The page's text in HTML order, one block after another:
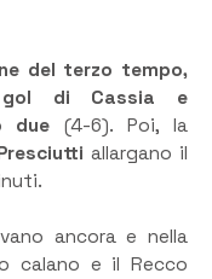
del terzo tempo,
gol di Cassia e
due(4-6). Poi, la
allargano il
ancora e nella
calano e il Recco